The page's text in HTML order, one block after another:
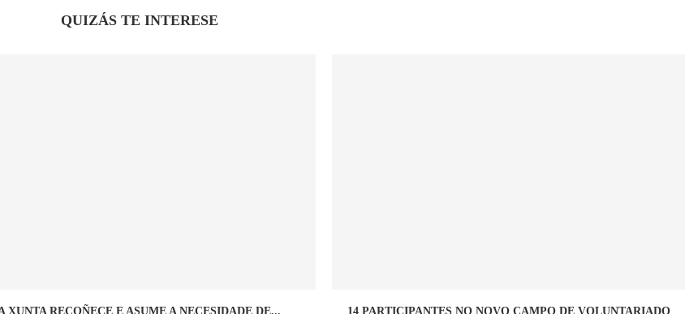
QUIZÁS TE INTERESE
XUNTA RECOÑECE E ASUME A NECESIDADE DE... 14 PARTICIPANTES NO NOVO CAMPO DE VOLUNTARIADO